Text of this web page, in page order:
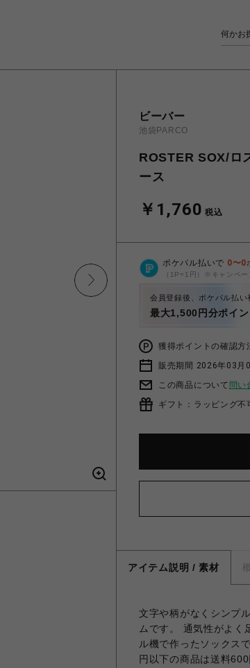
ビーバー
池袋PARCO
ROSTER SOX/ロ
ース
￥1,760 税込
ポケパル払いで 0〜0
（1P=1円）※キャンペー
会員登録後、ポケパル払い
最大1,500円分ポイン
獲得ポイントの確認方
販売期間 2026年03月
この商品について 問い
ギフト：ラッピング不
アイテム説明 / 素材
文字や柄がなくシンプ
ムです。 通気性がよく
ル機で作ったソックス
円以下の商品は送料